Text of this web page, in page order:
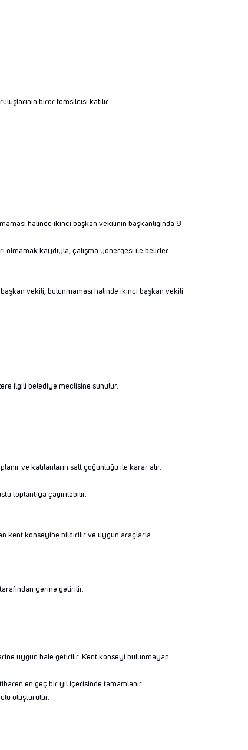
birer temsilcisi katılır.
halinde ikinci başkan vekilinin başkanlığında 8
olmamak kaydıyla, çalışma yönergesi ile belirler.
vekili, bulunmaması halinde ikinci başkan vekili
ilgili belediye meclisine sunulur.
ve katılanların salt çoğunluğu ile karar alır.
toplantıya çağırılabilir.
kent konseyine bildirilir ve uygun araçlarla
yerine getirilir.
uygun hale getirilir. Kent konseyi bulunmayan
en geç bir yıl içerisinde tamamlanır.
oluşturulur.